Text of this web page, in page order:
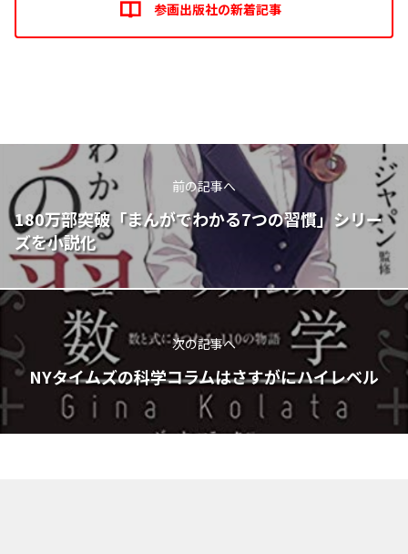
参画出版社の新着記事
前の記事へ
180万部突破「まんがでわかる7つの習慣」シリー
ズを小説化
次の記事へ
NYタイムズの科学コラムはさすがにハイレベル